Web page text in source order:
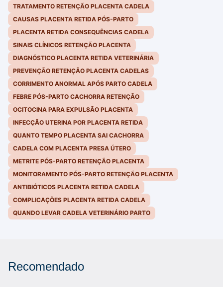
TRATAMENTO RETENÇÃO PLACENTA CADELA
CAUSAS PLACENTA RETIDA PÓS-PARTO
PLACENTA RETIDA CONSEQUÊNCIAS CADELA
SINAIS CLÍNICOS RETENÇÃO PLACENTA
DIAGNÓSTICO PLACENTA RETIDA VETERINÁRIA
PREVENÇÃO RETENÇÃO PLACENTA CADELAS
CORRIMENTO ANORMAL APÓS PARTO CADELA
FEBRE PÓS-PARTO CACHORRA RETENÇÃO
OCITOCINA PARA EXPULSÃO PLACENTA
INFECÇÃO UTERINA POR PLACENTA RETIDA
QUANTO TEMPO PLACENTA SAI CACHORRA
CADELA COM PLACENTA PRESA ÚTERO
METRITE PÓS-PARTO RETENÇÃO PLACENTA
MONITORAMENTO PÓS-PARTO RETENÇÃO PLACENTA
ANTIBIÓTICOS PLACENTA RETIDA CADELA
COMPLICAÇÕES PLACENTA RETIDA CADELA
QUANDO LEVAR CADELA VETERINÁRIO PARTO
Recomendado